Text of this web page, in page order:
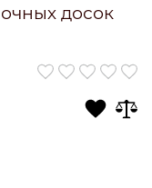
досок